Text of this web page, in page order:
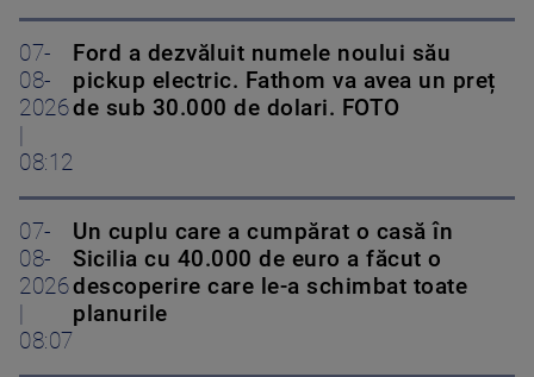
07-
08-
2026
08:12
Ford a dezvăluit numele noului său
pickup electric. Fathom va avea un preț
de sub 30.000 de dolari. FOTO
07-
08-
2026
08:07
Un cuplu care a cumpărat o casă în
Sicilia cu 40.000 de euro a făcut o
descoperire care le-a schimbat toate
planurile